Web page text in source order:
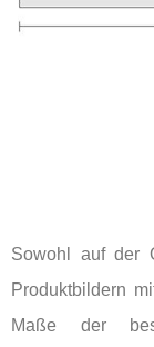
Sowohl auf der
Produktbildern
Maße der